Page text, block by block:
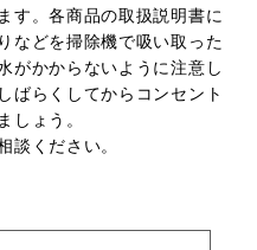
す。各商品の取扱説明書に
などを掃除機で吸い取った
がかからないように注意し
ばらくしてからコンセント
しょう。
談ください。